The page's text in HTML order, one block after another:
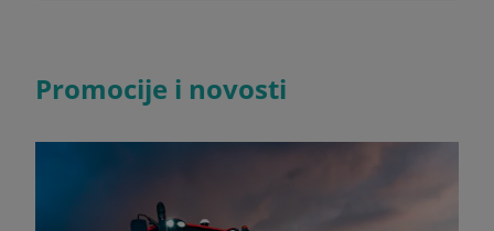
Promocije i novosti